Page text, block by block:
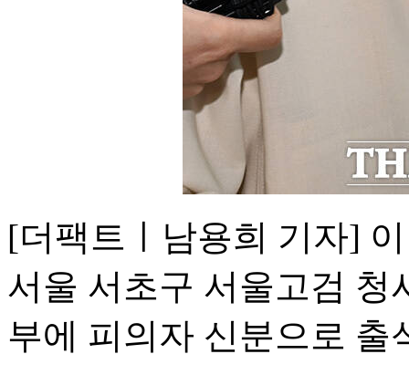
[더팩트ㅣ남용희 기자]
서울 서초구 서울고검 청
부에 피의자 신분으로 출